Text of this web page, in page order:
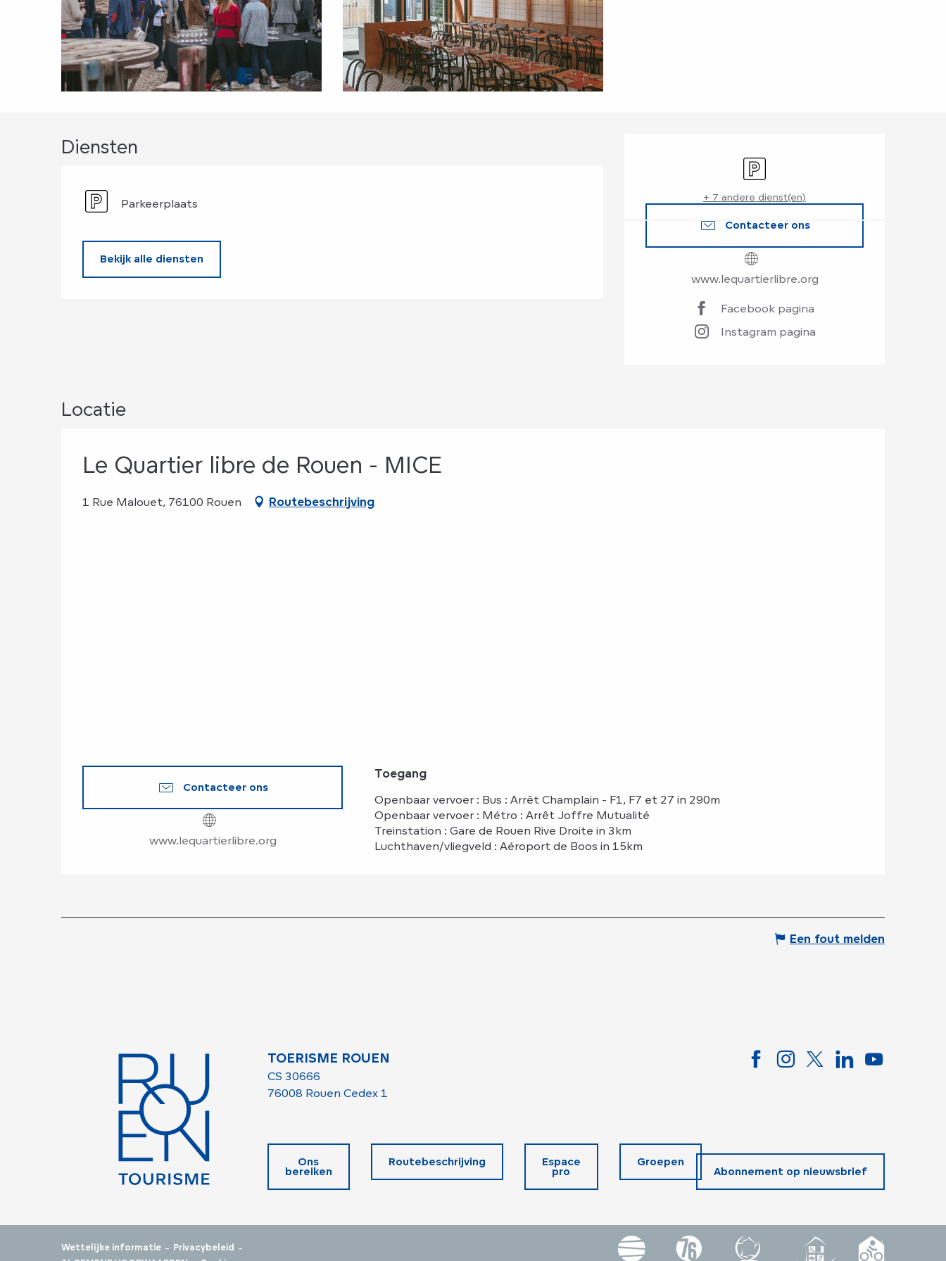
Openingstijden
Parkeerplaats
+ 7 andere dienst(en)
Contacteer ons
www.lequartierlibre.org
Facebook pagina
Instagram pagina
Diensten
Parkeerplaats
Bekijk alle diensten
Locatie
Le Quartier libre de Rouen - MICE
1 Rue Malouet, 76100 Rouen Routebeschrijving
Contacteer ons
www.lequartierlibre.org
Toegang
Toegang
Openbaar vervoer : Bus : Arrêt Champlain - F1, F7 et 27 in 290m
Openbaar vervoer : Métro : Arrêt Joffre Mutualité
Treinstation : Gare de Rouen Rive Droite in 3km
Luchthaven/vliegveld : Aéroport de Boos in 15km
Een fout melden
TOERISME ROUEN
CS 30666
76008 Rouen Cedex 1
Ons
bereiken
Routebeschrijving Espace
pro
Groepen
Abonnement op nieuwsbrief
Wettelijke informatie - Privacybeleid -